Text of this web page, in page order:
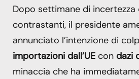
Dopo settimane di incertezza
contrastanti, il presidente
annunciato l’intenzione di
importazioni dall’UE con dazi
minaccia che ha